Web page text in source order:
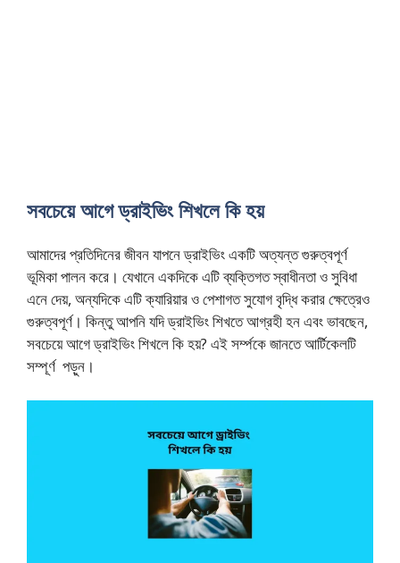
সবচেয়ে আগে ড্রাইভিং শিখলে কি হয়
আমাদের প্রতিদিনের জীবন যাপনে ড্রাইভিং একটি অত্যন্ত গুরুত্বপূর্ণ
ভূমিকা পালন করে। যেখানে একদিকে এটি ব্যক্তিগত স্বাধীনতা ও সুবিধা
এনে দেয়, অন্যদিকে এটি ক্যারিয়ার ও পেশাগত সুযোগ বৃদ্ধি করার ক্ষেত্রেও
গুরুত্বপূর্ণ। কিন্তু আপনি যদি ড্রাইভিং শিখতে আগ্রহী হন এবং ভাবছেন,
সবচেয়ে আগে ড্রাইভিং শিখলে কি হয়? এই সর্ম্পকে জানতে আর্টিকেলটি
সম্পূর্ণ পড়ুন।